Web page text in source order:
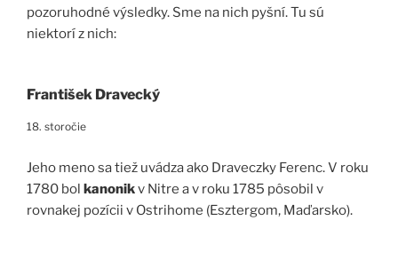
pozoruhodné výsledky. Sme na nich pyšní. Tu sú
niektorí z nich:
František Dravecký
18. storočie
Jeho meno sa tiež uvádza ako Draveczky Ferenc. V roku
1780 bol kanonikv Nitre a v roku 1785 pôsobil v
rovnakej pozícii v Ostrihome (Esztergom, Maďarsko).